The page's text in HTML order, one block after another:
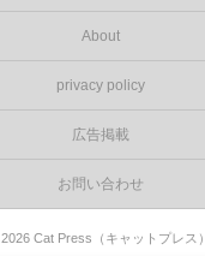
About
privacy policy
広告掲載
お問い合わせ
2026 Cat Press（キャットプレス）